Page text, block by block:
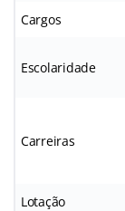
Cargos
Escolaridade
Carreiras
Lotação